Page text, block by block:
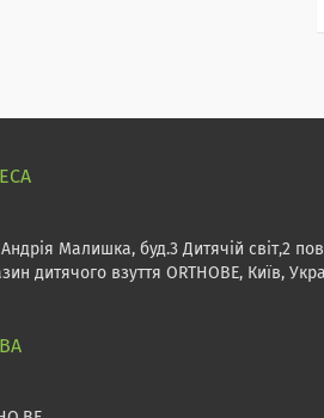
Малишка, буд.3 Дитячій світ,2
дитячого взуття ORTHOBE, Київ,